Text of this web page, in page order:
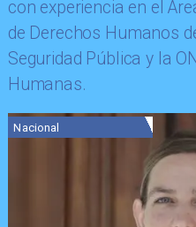
con experiencia en el
de Derechos Humanos
Seguridad Pública y la
Humanas.
Nacional